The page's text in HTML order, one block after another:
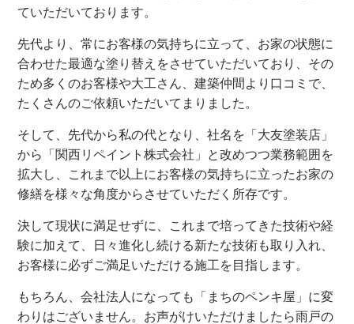
ていただいております。
先代より、常にお客様の気持ちに立って、お家の状態に
合わせた最適な塗り替えをさせていただいており、その
ため多くのお客様や大工さん、建築仲間より口コミで、
たくさんのご依頼いただいてまりました。
そして、先代から私の代となり、社名を「大友塗装店」
から「関西リペイント株式会社」と改めつつ業務範囲を
拡大し、これまで以上にお客様の気持ちに立ったお家の
修繕を様々な角度からさせていただく所存です。
決して現状に満足せずに、これまで培ってきた技術や経
験に加えて、日々進化し続ける新たな技術も取り入れ、
お客様に必ずご満足いただける施工を目指します。
もちろん、会社法人になっても「まちのペンキ屋」に変
わりはございません。お声がけいただけましたら雨戸の